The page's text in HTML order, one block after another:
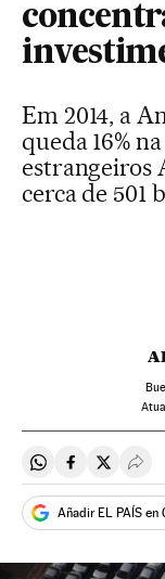
Em 2014, a
queda 16%
estrangeiros
cerca de 501
Compartir en
Compartir
Añadir EL PAÍS en